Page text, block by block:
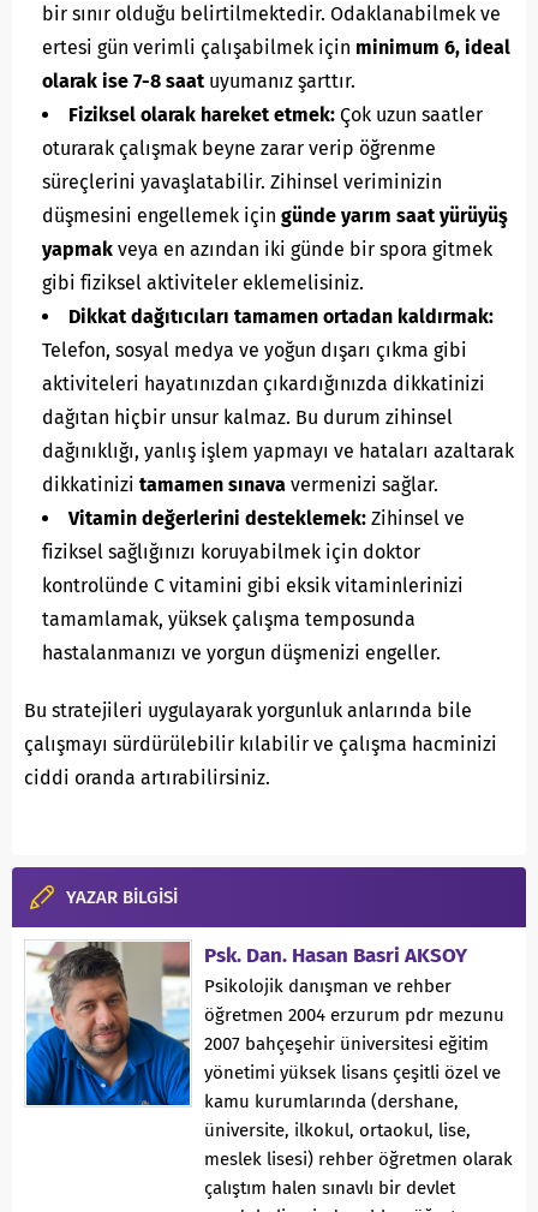
bir sınır olduğu belirtilmektedir. Odaklanabilmek ve
ertesi gün verimli çalışabilmek için minimum 6, ideal
olarak ise 7-8 saatuyumanız şarttır.
Fiziksel olarak hareket etmek: Çok uzun saatler
oturarak çalışmak beyne zarar verip öğrenme
süreçlerini yavaşlatabilir. Zihinsel veriminizin
düşmesini engellemek için günde yarım saat yürüyüş
yapmak veya en azından iki günde bir spora gitmek
gibi fiziksel aktiviteler eklemelisiniz.
Dikkat dağıtıcıları tamamen ortadan kaldırmak:
Telefon, sosyal medya ve yoğun dışarı çıkma gibi
aktiviteleri hayatınızdan çıkardığınızda dikkatinizi
dağıtan hiçbir unsur kalmaz. Bu durum zihinsel
dağınıklığı, yanlış işlem yapmayı ve hataları azaltarak
dikkatinizi tamamen sınava vermenizi sağlar.
Vitamin değerlerini desteklemek: Zihinsel ve
fiziksel sağlığınızı koruyabilmek için doktor
kontrolünde C vitamini gibi eksik vitaminlerinizi
tamamlamak, yüksek çalışma temposunda
hastalanmanızı ve yorgun düşmenizi engeller.
Bu stratejileri uygulayarak yorgunluk anlarında bile
çalışmayı sürdürülebilir kılabilir ve çalışma hacminizi
ciddi oranda artırabilirsiniz.
YAZAR BİLGİSİ
Psk. Dan. Hasan Basri AKSOY
Psikolojik danışman ve rehber
öğretmen 2004 erzurum pdr mezunu
2007 bahçeşehir üniversitesi eğitim
yönetimi yüksek lisans çeşitli özel ve
kamu kurumlarında (dershane,
üniversite, ilkokul, ortaokul, lise,
meslek lisesi) rehber öğretmen olarak
çalıştım halen sınavlı bir devlet